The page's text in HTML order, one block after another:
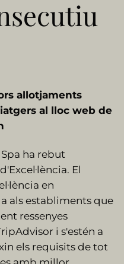
allotjaments
al lloc web de
ha rebut
El
en
als establiments que
ressenyes
i s'estén a
els requisits de tot